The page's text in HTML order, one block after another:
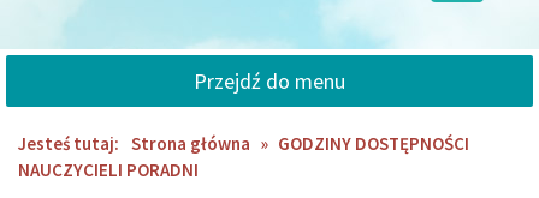
nawigację
Przejdź do menu
Jesteś tutaj: Strona główna » GODZINY DOSTĘPNOŚCI
NAUCZYCIELI PORADNI